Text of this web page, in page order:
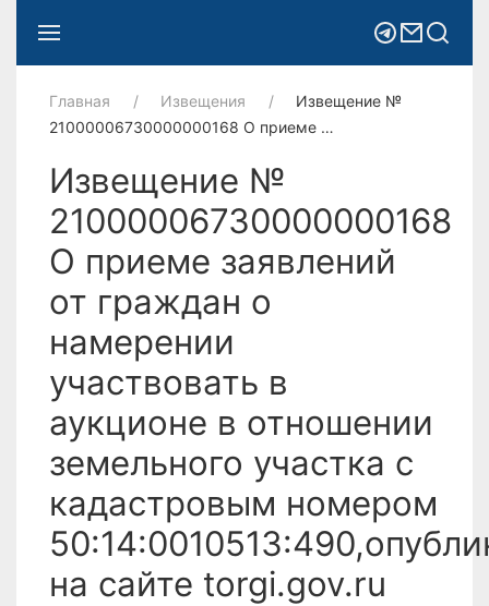
Главная Извещения
Извещение №
21000006730000000168 О приеме …
Извещение №
21000006730000000168
О приеме заявлений
от граждан о
намерении
участвовать в
аукционе в отношении
земельного участка с
кадастровым номером
на сайте torgi.gov.ru